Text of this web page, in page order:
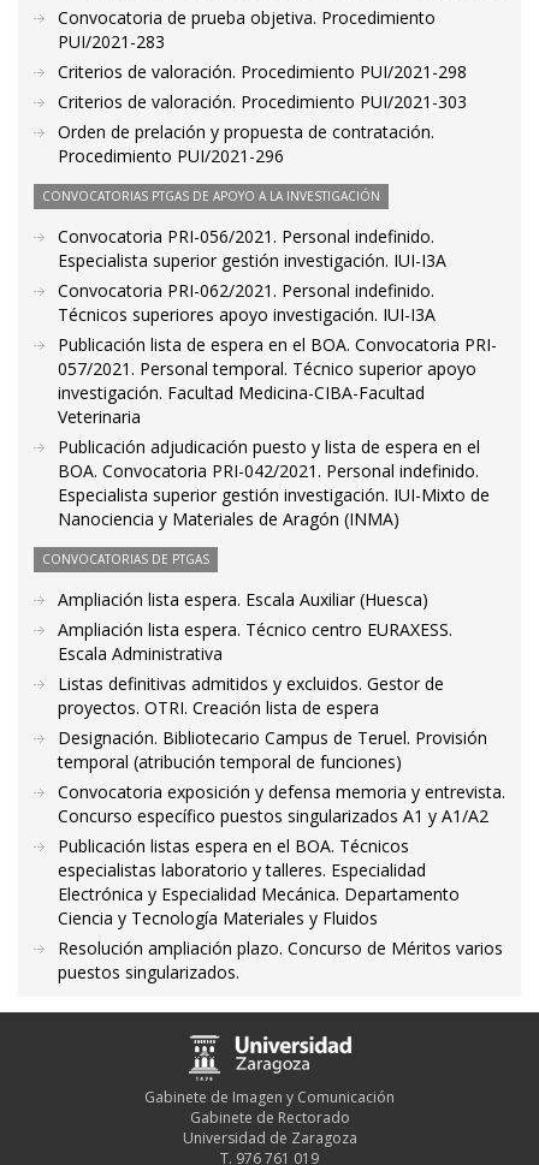
Convocatoria de prueba objetiva. Procedimiento
PUI/2021-283
Criterios de valoración. Procedimiento PUI/2021-298
Criterios de valoración. Procedimiento PUI/2021-303
Orden de prelación y propuesta de contratación.
Procedimiento PUI/2021-296
CONVOCATORIAS PTGAS DE APOYO A LA INVESTIGACIÓN
Convocatoria PRI-056/2021. Personal indefinido.
Especialista superior gestión investigación. IUI-I3A
Convocatoria PRI-062/2021. Personal indefinido.
Técnicos superiores apoyo investigación. IUI-I3A
Publicación lista de espera en el BOA. Convocatoria PRI-
057/2021. Personal temporal. Técnico superior apoyo
investigación. Facultad Medicina-CIBA-Facultad
Veterinaria
Publicación adjudicación puesto y lista de espera en el
BOA. Convocatoria PRI-042/2021. Personal indefinido.
Especialista superior gestión investigación. IUI-Mixto de
Nanociencia y Materiales de Aragón (INMA)
CONVOCATORIAS DE PTGAS
Ampliación lista espera. Escala Auxiliar (Huesca)
Ampliación lista espera. Técnico centro EURAXESS.
Escala Administrativa
Listas definitivas admitidos y excluidos. Gestor de
proyectos. OTRI. Creación lista de espera
Designación. Bibliotecario Campus de Teruel. Provisión
temporal (atribución temporal de funciones)
Convocatoria exposición y defensa memoria y entrevista.
Concurso específico puestos singularizados A1 y A1/A2
Publicación listas espera en el BOA. Técnicos
especialistas laboratorio y talleres. Especialidad
Electrónica y Especialidad Mecánica. Departamento
Ciencia y Tecnología Materiales y Fluidos
Resolución ampliación plazo. Concurso de Méritos varios
puestos singularizados.
Gabinete de Imagen y Comunicación
Gabinete de Rectorado
Universidad de Zaragoza
T. 976 761 019